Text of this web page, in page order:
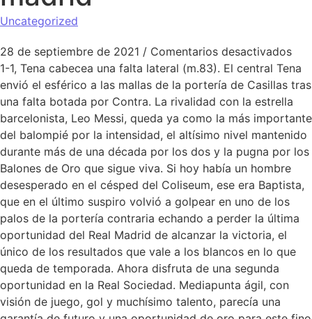
Uncategorized
28 de septiembre de 2021 / Comentarios desactivadosen
1-1, Tena cabecea una falta lateral (m.83). El central Tena
envió el esférico a las mallas de la portería de Casillas tras
una falta botada por Contra. La rivalidad con la estrella
barcelonista, Leo Messi, queda ya como la más importante
del balompié por la intensidad, el altísimo nivel mantenido
durante más de una década por los dos y la pugna por los
Balones de Oro que sigue viva. Si hoy había un hombre
desesperado en el césped del Coliseum, ese era Baptista,
que en el último suspiro volvió a golpear en uno de los
palos de la portería contraria echando a perder la última
oportunidad del Real Madrid de alcanzar la victoria, el
único de los resultados que vale a los blancos en lo que
queda de temporada. Ahora disfruta de una segunda
oportunidad en la Real Sociedad. Mediapunta ágil, con
visión de juego, gol y muchísimo talento, parecía una